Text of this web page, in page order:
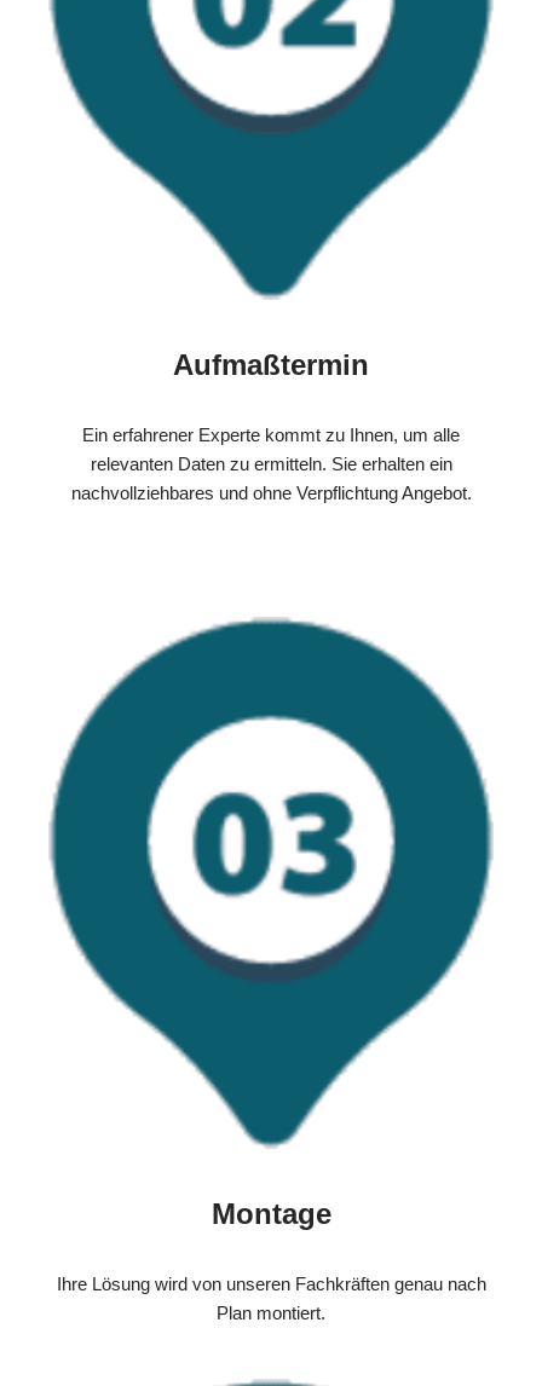
Aufmaßtermin
Ein erfahrener Experte kommt zu Ihnen, um alle
relevanten Daten zu ermitteln. Sie erhalten ein
nachvollziehbares und ohne Verpflichtung Angebot.
Montage
Ihre Lösung wird von unseren Fachkräften genau nach
Plan montiert.